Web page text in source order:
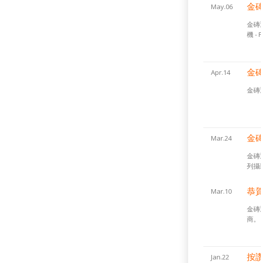
May.06 金
金
機 -
Apr.14 金
金
Mar.24 金
金
列攝
Mar.10 恭
金
商。
Jan.22 按